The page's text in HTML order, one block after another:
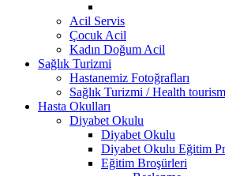
Acil Servis
Çocuk Acil
Kadın Doğum Acil
Sağlık Turizmi
Hastanemiz Fotoğrafları
Sağlık Turizmi / Health tourism
Hasta Okulları
Diyabet Okulu
Diyabet Okulu
Diyabet Okulu Eğitim
Eğitim Broşürleri